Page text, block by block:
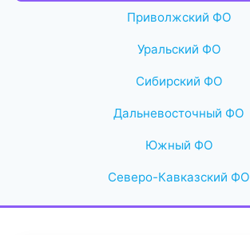
Приволжский ФО
Уральский ФО
Сибирский ФО
Дальневосточный ФО
Южный ФО
Северо-Кавказский ФО